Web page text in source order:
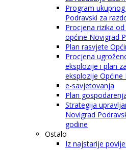
Program
Podravski za
Procjena rizika
općine Novigrad
Plan rasvjete
Procjena
eksplozije i plan
eksplozije Općine
e-savjetovanja
Plan
Strategija
Novigrad
godine
Ostalo
Iz najstarije